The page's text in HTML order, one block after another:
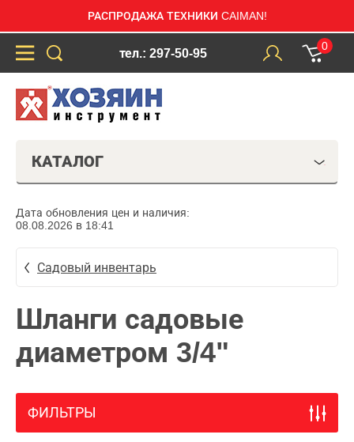
РАСПРОДАЖА ТЕХНИКИ CAIMAN!
тел.: 297-50-95
0
КАТАЛОГ
Дата обновления цен и наличия:
08.08.2026 в 18:41
Садовый инвентарь
Шланги садовые
диаметром 3/4"
ФИЛЬТРЫ